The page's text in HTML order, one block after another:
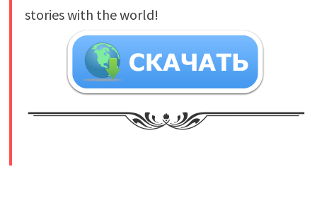
stories with the world!